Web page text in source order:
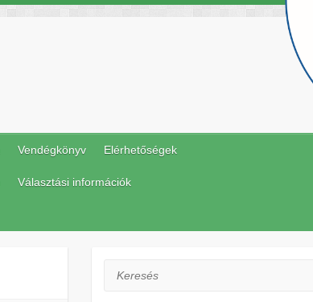
Vendégkönyv Elérhetőségek
Választási információk
Keresés